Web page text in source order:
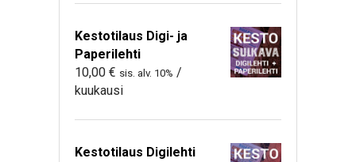
Kestotilaus Digi- ja
Paperilehti
10,00 € sis. alv. 10% /
kuukausi
Kestotilaus Digilehti